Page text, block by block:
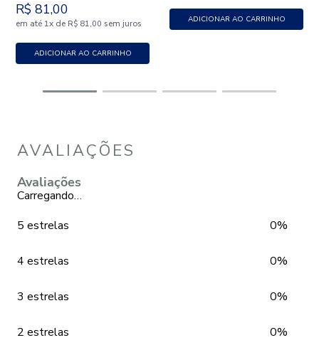
R$ 81,00
em até 1x de R$ 81,00 sem juros
ADICIONAR AO CARRINHO
ADICIONAR AO CARRINHO
AVALIAÇÕES
Avaliações
Carregando…
5 estrelas
0%
4 estrelas 0%
3 estrelas 0%
2 estrelas 0%